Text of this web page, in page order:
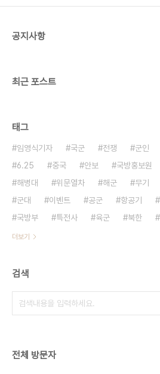
공지사항
최근 포스트
태그
임영식기자 국군 전쟁 군인
6.25
중국 안보 국방홍보원
해병대
위문열차 해군 무기
군대
이벤트 공군 항공기
국방부
특전사 육군 북한
더보기
검색
전체 방문자